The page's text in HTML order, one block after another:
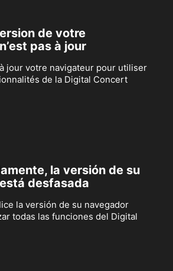
de votre
pas à jour
jour votre navigateur pour utiliser
de la Digital Concert
la versión de su
desfasada
la versión de su navegador
todas las funciones del Digital